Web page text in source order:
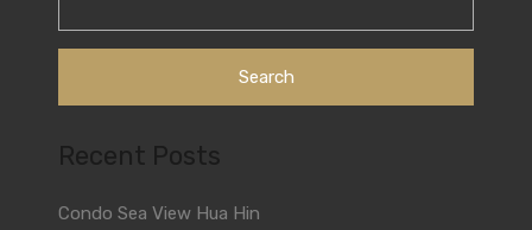
Recent Posts
Condo Sea View Hua Hin